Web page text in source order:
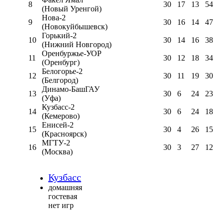
8
(Новый Уренгой)
30 17 13 54
9
Нова-2
(Новокуйбышевск)
30 16 14 47
10
Горький-2
(Нижний Новгород)
30 14 16 38
11
Оренбуржье-УОР
(Оренбург)
30 12 18 34
12
Белогорье-2
(Белгород)
30 11 19 30
13
Динамо-БашГАУ
(Уфа)
30 6 24 23
14
Кузбасс-2
(Кемерово)
30 6 24 18
15
Енисей-2
(Красноярск)
30 4 26 15
16
МГТУ-2
(Москва)
30 3 27 12
Кузбасс
домашняя
гостевая
нет игр